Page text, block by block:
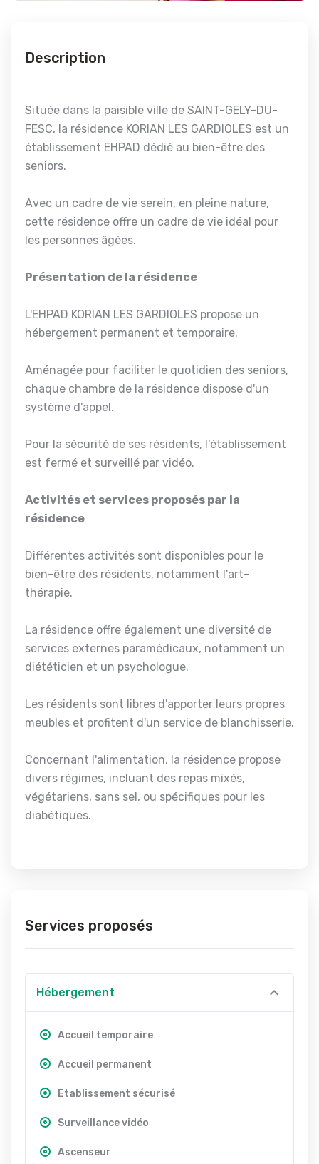
Description
Située dans la paisible ville de SAINT-GELY-DU-
FESC, la résidence KORIAN LES GARDIOLES est un
établissement EHPAD dédié au bien-être des
seniors.
Avec un cadre de vie serein, en pleine nature,
cette résidence offre un cadre de vie idéal pour
les personnes âgées.
Présentation de la résidence
L'EHPAD KORIAN LES GARDIOLES propose un
hébergement permanent et temporaire.
Aménagée pour faciliter le quotidien des seniors,
chaque chambre de la résidence dispose d'un
système d'appel.
Pour la sécurité de ses résidents, l'établissement
est fermé et surveillé par vidéo.
Activités et services proposés par la
résidence
Différentes activités sont disponibles pour le
bien-être des résidents, notamment l'art-
thérapie.
La résidence offre également une diversité de
services externes paramédicaux, notamment un
diététicien et un psychologue.
Les résidents sont libres d'apporter leurs propres
meubles et profitent d'un service de blanchisserie.
Concernant l'alimentation, la résidence propose
divers régimes, incluant des repas mixés,
végétariens, sans sel, ou spécifiques pour les
diabétiques.
Services proposés
Hébergement
Accueil temporaire
Accueil permanent
Etablissement sécurisé
Surveillance vidéo
Ascenseur